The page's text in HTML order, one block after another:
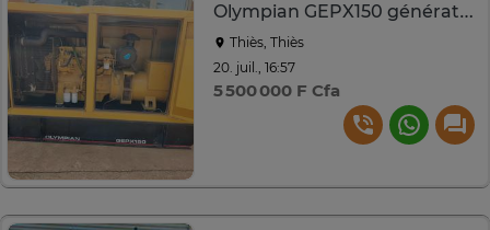
Olympian GEPX150 générateur diesel 150 kW
Thiès, Thiès
20. juil., 16:57
5 500 000 F Cfa